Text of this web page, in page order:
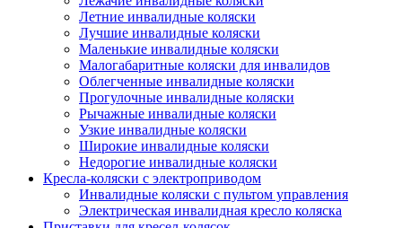
Летние инвалидные коляски
Лучшие инвалидные коляски
Маленькие инвалидные коляски
Малогабаритные коляски для инвалидов
Облегченные инвалидные коляски
Прогулочные инвалидные коляски
Рычажные инвалидные коляски
Узкие инвалидные коляски
Широкие инвалидные коляски
Недорогие инвалидные коляски
Кресла-коляски с электроприводом
Инвалидные коляски с пультом управления
Электрическая инвалидная кресло коляска